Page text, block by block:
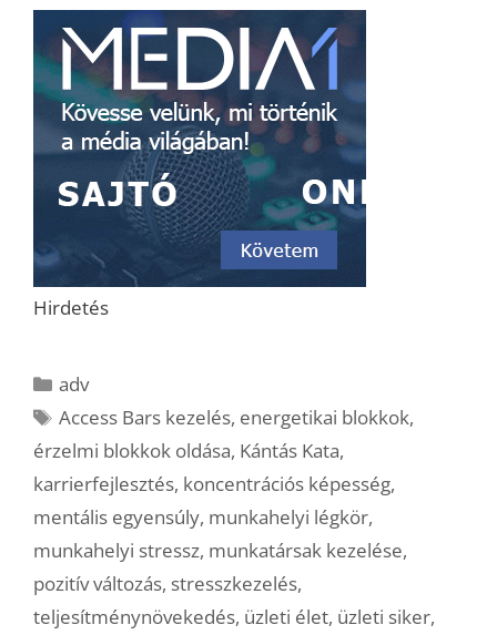
Hirdetés
Kategória
adv
Címkék
Access Bars kezelés, energetikai blokkok,
érzelmi blokkok oldása, Kántás Kata,
karrierfejlesztés, koncentrációs képesség,
mentális egyensúly, munkahelyi légkör,
munkahelyi stressz, munkatársak kezelése,
pozitív változás, stresszkezelés,
teljesítménynövekedés, üzleti élet, üzleti siker,